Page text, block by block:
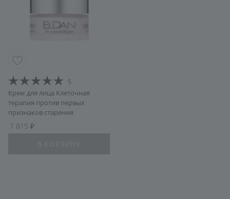
5
Крем для лица Клеточная
терапия против первых
признаков старения
7 815